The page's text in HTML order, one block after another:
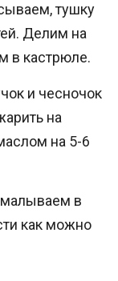
тушку
Делим на
в кастрюле.
и чесночок
на
на 5-6
в
как можно